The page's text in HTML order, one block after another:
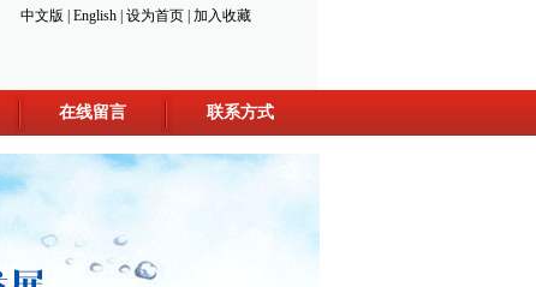
中文版 English 设为首页 加入收藏
在线留言 联系方式